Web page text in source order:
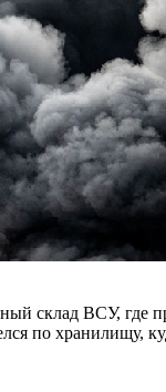
склад ВСУ, где
по хранилищу,